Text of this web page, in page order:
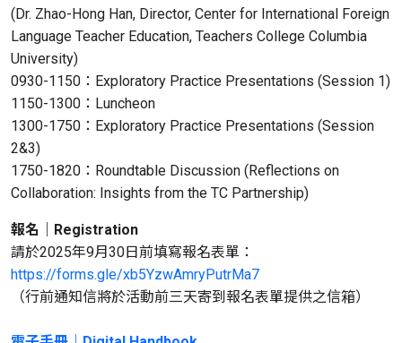
(Dr. Zhao-Hong Han, Director, Center for International Foreign
Language Teacher Education, Teachers College Columbia
University)
0930-1150：Exploratory Practice Presentations (Session 1)
1150-1300：Luncheon
1300-1750：Exploratory Practice Presentations (Session
2&3)
1750-1820：Roundtable Discussion (Reflections on
Collaboration: Insights from the TC Partnership)
報名｜ Registration
請於2025年9月30日前填寫報名表單：
https://forms.gle/xb5YzwAmryPutrMa7
（行前通知信將於活動前三天寄到報名表單提供之信箱）